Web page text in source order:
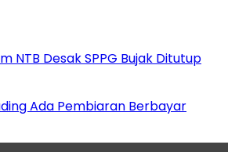
NTB Desak SPPG Bujak Ditutup
Ada Pembiaran Berbayar